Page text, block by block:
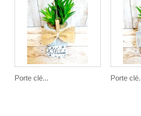
Porte clé... Porte